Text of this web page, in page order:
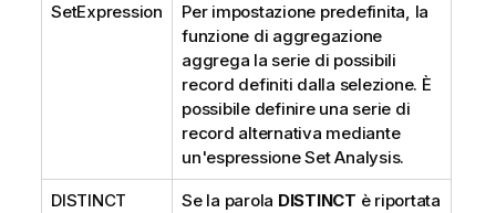
t
i
c
a
SetExpression
Per impostazione predefinita, la
funzione di aggregazione
aggrega la serie di possibili
record definiti dalla selezione. È
possibile definire una serie di
record alternativa mediante
un'espressione Set Analysis.
DISTINCT Se la parola DISTINCT è riportata